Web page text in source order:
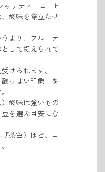
リティーコーヒ
酸味を際立たせ
より、フルーテ
して捉えられて
けられます。
っぱい印象」を
酸味は強いもの
を選ぶ目安にな
茶色）ほど、コ